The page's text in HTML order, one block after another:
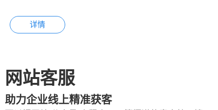
详情
网站客服
助力企业线上精准获客